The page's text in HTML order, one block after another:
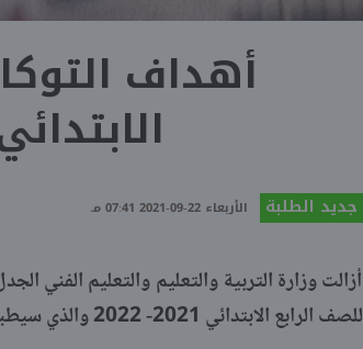
أهداف
الابتدائي 2021-
جديد الطلبة الأربعاء 22-09-2021 07:41 مـ
أزالت وزارة التربية والتعليم والتعليم الفني
للصف الرابع الابتدائي 2021- 2022 والذي سيطبق على الطلاب مع مطلع الدراسة.